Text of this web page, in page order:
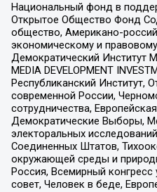
Национальный фонд в
Открытое Общество Фонд
общество, Американо-
экономическому и
Демократический Институт
MEDIA DEVELOPMENT
Республиканский Институт,
современной России,
сотрудничества,
Демократические Выборы,
электоральных
Соединенных Штатов,
окружающей среды и
Россия, Всемирный конгресс
совет, Человек в беде,